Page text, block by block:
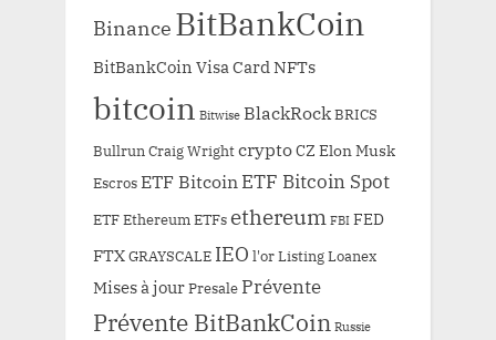
Binance BitBankCoin
BitBankCoin Visa Card NFTs
bitcoin Bitwise BlackRockBRICS
Bullrun Craig WrightcryptoCZ Elon Musk
EscrosETF Bitcoin ETF Bitcoin Spot
ETF Ethereum ETFs ethereum FBI FED
FTXGRAYSCALE IEO l'orListingLoanex
Mises à jourPresale Prévente
Prévente BitBankCoin Russie